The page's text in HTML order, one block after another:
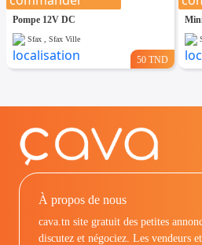
Pompe 12V DC
Sfax , Sfax Ville
50 TND
À propos de nous
cava.tn site gratuit des petites
discutez et négociez. Les vendeurs